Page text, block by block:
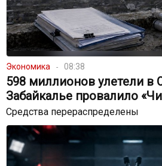
Экономика 08:38
598 миллионов улетели в
Забайкалье провалило
Средства перераспределены